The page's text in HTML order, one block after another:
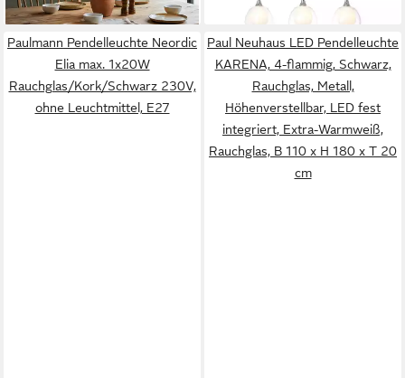
Fassung Hängeleuchte
lieferbar - in 6-7 Werktagen bei dir
Paulmann Pendelleuchte Neordic
Elia max. 1x20W
Rauchglas/Kork/Schwarz 230V,
ohne Leuchtmittel, E27
Paul Neuhaus LED Pendelleuchte
KARENA, 4-flammig, Schwarz,
Rauchglas, Metall,
Höhenverstellbar, LED fest
integriert, Extra-Warmweiß,
Rauchglas, B 110 x H 180 x T 20
cm